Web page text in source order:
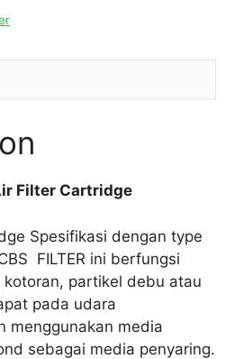
Filter Cartridge
Spesifikasi dengan type
FILTER ini berfungsi
kotoran, partikel debu atau
pada udara
menggunakan media
sebagai media penyaring.